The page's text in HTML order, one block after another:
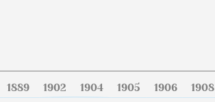
1889 1902 1904 1905 1906 1908